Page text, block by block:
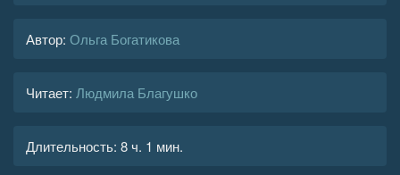
Автор: Ольга Богатикова
Читает: Людмила Благушко
Длительность: 8 ч. 1 мин.